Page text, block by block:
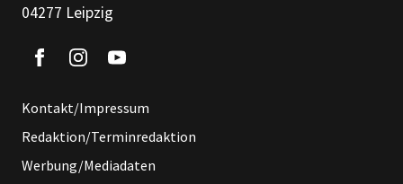
04277 Leipzig
Kontakt/Impressum
Redaktion/Terminredaktion
Werbung/Mediadaten